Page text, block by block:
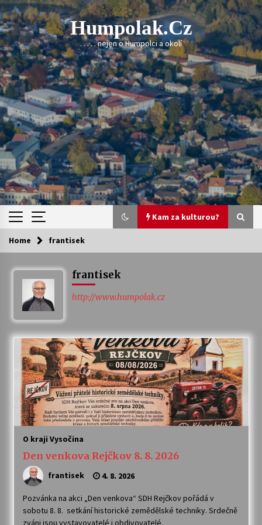
Skip
to
content
Humpolak.cz
. . . . . nejen o Humpolci a okolí
Kam za kulturou?
Kam za kulturou?
Letní koncerty ve Stromovce: Ars Camerata a
Sukuba Ensemble
4. 8. 2026
Vernisáž výstavy Josefíny Duškové: Stávám se
kapkou
30. 7. 2026
Veselí muzikanti
30. 7. 2026
Pozvánka na integrační festival Quijotova
šedesátka: 28. 7.–1. 8. 2026
28. 7. 2026
Letní koncerty ve Stromovce: Kolchoz a
Jenakaši
28. 7. 2026
Home frantisek
frantisek
http://www.humpolak.cz
O kraji Vysočina
Den venkova Rejčkov 8. 8. 2026
frantisek 4. 8. 2026
Pozvánka na akci „Den venkova“ SDH Rejčkov pořádá v
sobotu 8. 8. setkání historické zemědělské techniky. Srdečně
zváni jsou vystavovatelé i obdivovatelé.